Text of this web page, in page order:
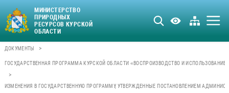
МИНИСТЕРСТВО
ПРИРОДНЫХ
РЕСУРСОВ КУРСКОЙ
ОБЛАСТИ
ДОКУМЕНТЫ >
ГОСУДАРСТВЕННАЯ ПРОГРАММА КУРСКОЙ ОБЛАСТИ «ВОСПРОИЗВОДСТВО И
>
ИЗМЕНЕНИЯ В ГОСУДАРСТВЕННУЮ ПРОГРАММУ, УТВЕРЖДЕННЫЕ ПОСТАНОВЛЕНИЕМ